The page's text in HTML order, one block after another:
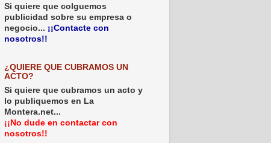
Si quiere que colguemos
publicidad sobre su empresa o
negocio... ¡¡Contacte con
nosotros!!
¿QUIERE QUE CUBRAMOS UN
ACTO?
Si quiere que cubramos un acto y
lo publiquemos en La
Montera.net...
¡¡No dude en contactar con
nosotros!!